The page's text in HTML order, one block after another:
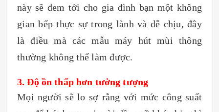
này sẽ đem tới cho gia đình bạn một không
gian bếp thực sự trong lành và dễ chịu, đây
là điều mà các mẫu máy hút mùi thông
thường không thể làm được.
3. Độ ồn thấp hơn tưởng tượng
Mọi người sẽ lo sợ rằng với mức công suất